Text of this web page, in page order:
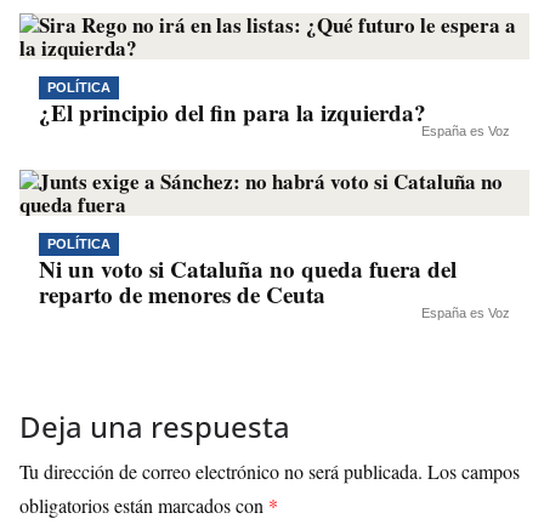
POLÍTICA
¿El principio del fin para la izquierda?
España es Voz
POLÍTICA
Ni un voto si Cataluña no queda fuera del
reparto de menores de Ceuta
España es Voz
Deja una respuesta
Tu dirección de correo electrónico no será publicada. Los campos
obligatorios están marcados con *